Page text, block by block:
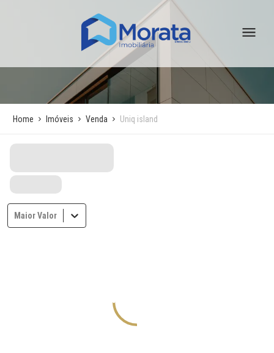
Home Imóveis Venda Uniq island
Maior Valor